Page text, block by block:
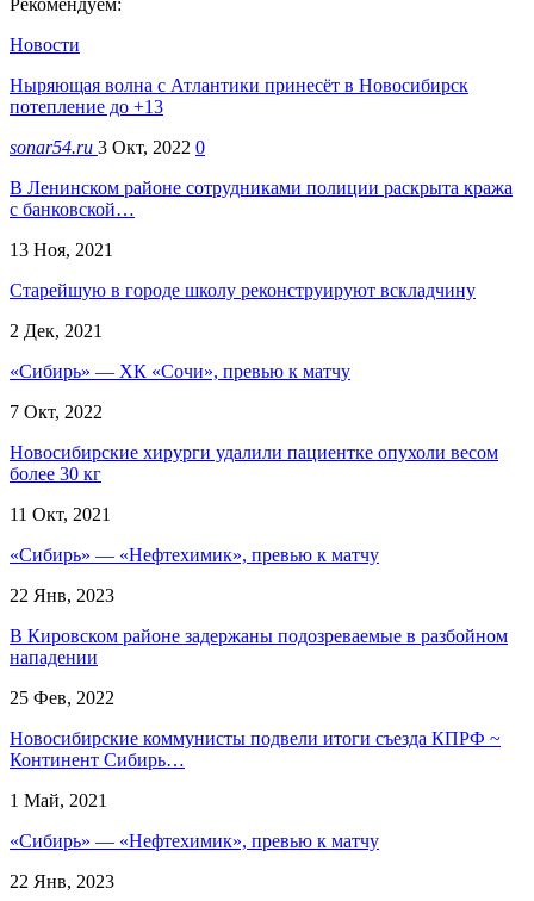
Новости
Ныряющая волна с Атлантики принесёт в Новосибирск
потепление до +13
sonar54.ru 3 Окт, 2022 0
В Ленинском районе сотрудниками полиции раскрыта кража
с банковской…
13 Ноя, 2021
Старейшую в городе школу реконструируют вскладчину
2 Дек, 2021
«Сибирь» — ХК «Сочи», превью к матчу
7 Окт, 2022
Новосибирские хирурги удалили пациентке опухоли весом
более 30 кг
11 Окт, 2021
«Сибирь» — «Нефтехимик», превью к матчу
22 Янв, 2023
В Кировском районе задержаны подозреваемые в разбойном
нападении
25 Фев, 2022
Новосибирские коммунисты подвели итоги съезда КПРФ ~
Континент Сибирь…
1 Май, 2021
«Сибирь» — «Нефтехимик», превью к матчу
22 Янв, 2023